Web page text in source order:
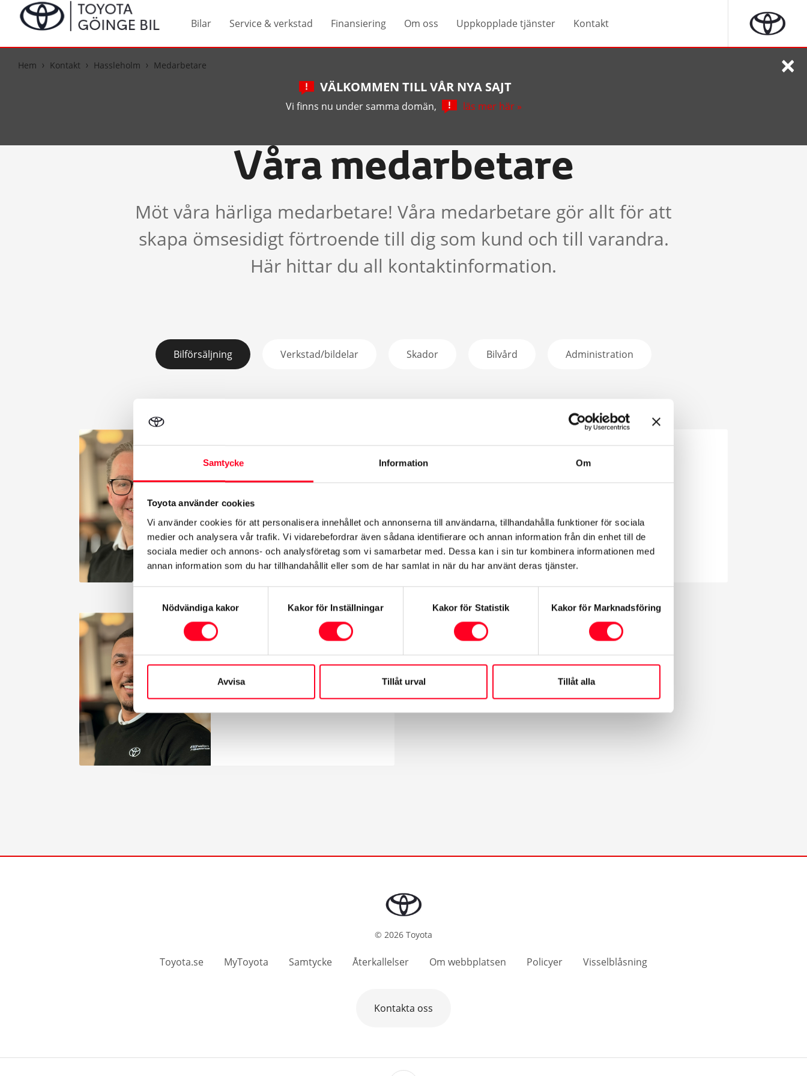
Samtycke Information Om
Toyota använder cookies
Vi använder cookies för att personalisera innehållet och annonserna till användarna, tillhandahålla funktioner för sociala
medier och analysera vår trafik. Vi vidarebefordrar även sådana identifierare och annan information från din enhet till de
sociala medier och annons- och analysföretag som vi samarbetar med. Dessa kan i sin tur kombinera informationen med
annan information som du har tillhandahållit eller som de har samlat in när du har använt deras tjänster.
Nödvändiga kakor
Kakor för Inställningar Kakor för Statistik Kakor för Marknadsföring
Avvisa Tillåt urval Tillåt alla
Bilar Service & verkstad Finansiering Om oss Uppkopplade tjänster Kontakt
Hem Kontakt Hassleholm Medarbetare
VÄLKOMMEN TILL VÅR NYA SAJT
Vi finns nu under samma domän, läs mer här »
×
Våra medarbetare
Möt våra härliga medarbetare! Våra medarbetare gör allt för att
skapa ömsesidigt förtroende till dig som kund och till varandra.
Här hittar du all kontaktinformation.
Bilförsäljning Verkstad/bildelar Skador Bilvård Administration
010-167 09 81
Skicka epost
010-167 09 82
Skicka epost
Jasin Al-juburi
© 2026 Toyota
Toyota.se MyToyota Samtycke Återkallelser Om webbplatsen Policyer Visselblåsning
Kontakta oss